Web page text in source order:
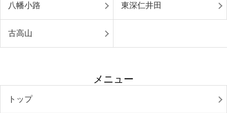
八幡小路 東深仁井田
古高山
メニュー
トップ